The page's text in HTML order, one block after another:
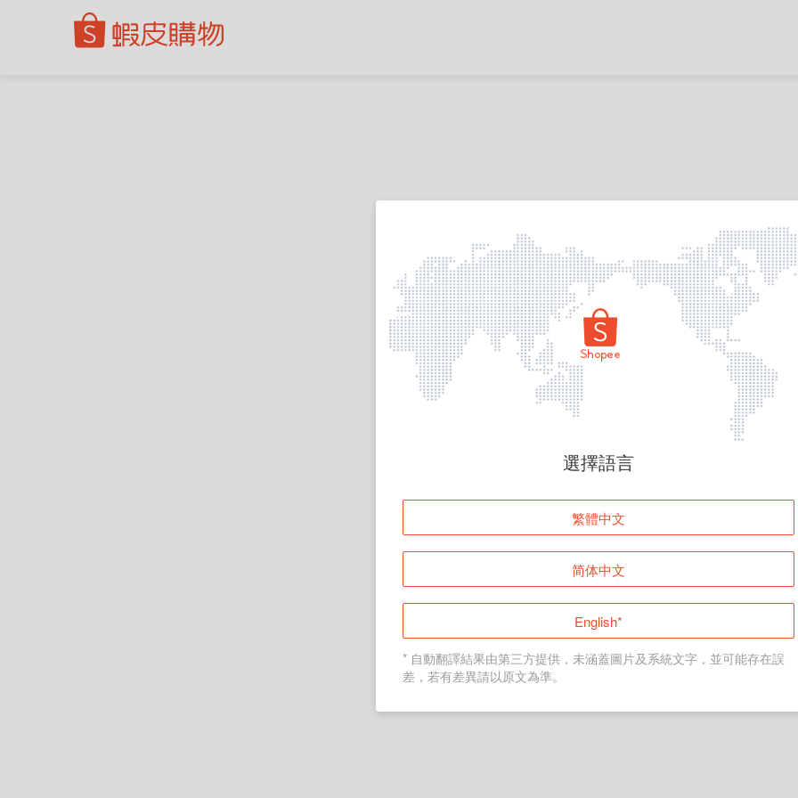
頁面無法顯示
登入
返回首頁
選擇語言
繁體中文
简体中文
English*
* 自動翻譯結果由第三方提供，未涵蓋圖片及系統文字，並可能存在誤
差，若有差異請以原文為準。